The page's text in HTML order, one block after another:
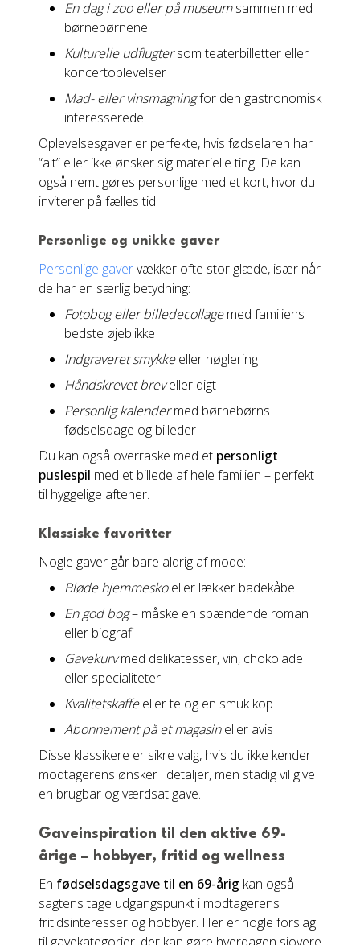
En dag i zoo eller på museumsammen med
børnebørnene
Kulturelle udflugtersom teaterbilletter eller
koncertoplevelser
Mad- eller vinsmagningfor den gastronomisk
interesserede
Oplevelsesgaver er perfekte, hvis fødselaren har
“alt” eller ikke ønsker sig materielle ting. De kan
også nemt gøres personlige med et kort, hvor du
inviterer på fælles tid.
Personlige og unikke gaver
Personlige gavervækker ofte stor glæde, især når
de har en særlig betydning:
Fotobog eller billedecollagemed familiens
bedste øjeblikke
Indgraveret smykkeeller nøglering
Håndskrevet breveller digt
Personlig kalendermed børnebørns
fødselsdage og billeder
Du kan også overraske med et personligt
puslespil med et billede af hele familien – perfekt
til hyggelige aftener.
Klassiske favoritter
Nogle gaver går bare aldrig af mode:
Bløde hjemmeskoeller lækker badekåbe
En god bog– måske en spændende roman
eller biografi
Gavekurvmed delikatesser, vin, chokolade
eller specialiteter
Kvalitetskaffeeller te og en smuk kop
Abonnement på et magasineller avis
Disse klassikere er sikre valg, hvis du ikke kender
modtagerens ønsker i detaljer, men stadig vil give
en brugbar og værdsat gave.
Gaveinspiration til den aktive 69-
årige – hobbyer, fritid og wellness
En fødselsdagsgave til en 69-årig kan også
sagtens tage udgangspunkt i modtagerens
fritidsinteresser og hobbyer. Her er nogle forslag